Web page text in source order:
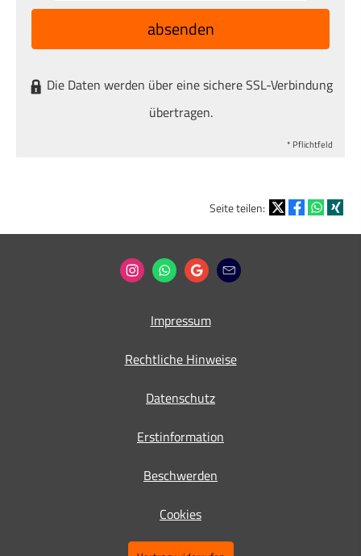
absenden
Die Daten werden über eine sichere SSL-Verbindung
übertragen.
* Pflichtfeld
Seite teilen:
Impressum
Rechtliche Hinweise
Datenschutz
Erstinformation
Beschwerden
Cookies